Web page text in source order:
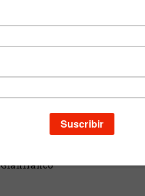
Gianfranco